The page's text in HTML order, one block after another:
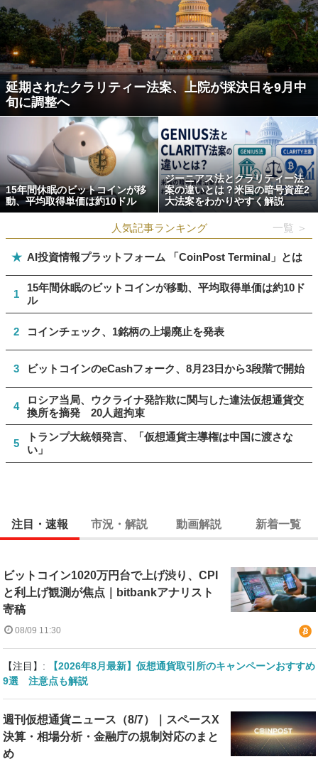
延期されたクラリティー法案、上院が採決日を9月中
旬に調整へ
15年間休眠のビットコインが移
動、平均取得単価は約10ドル
ジーニアス法とクラリティー法
案の違いとは？米国の暗号資産2
大法案をわかりやすく解説
人気記事ランキング 一覧 ＞
★ AI投資情報プラットフォーム 「CoinPost Terminal」とは
1
15年間休眠のビットコインが移動、平均取得単価は約10ド
ル
2 コインチェック、1銘柄の上場廃止を発表
3 ビットコインのeCashフォーク、8月23日から3段階で開始
4
ロシア当局、ウクライナ発詐欺に関与した違法仮想通貨交
換所を摘発 20人超拘束
5
トランプ大統領発言、「仮想通貨主導権は中国に渡さな
い」
注目・速報 市況・解説 動画解説 新着一覧
ビットコイン1020万円台で上げ渋り、CPI
と利上げ観測が焦点｜bitbankアナリスト
寄稿
08/09 11:30
【注目】:
【2026年8月最新】仮想通貨取引所のキャンペーンおすすめ
9選 注意点も解説
週刊仮想通貨ニュース（8/7）｜スペースX
決算・相場分析・金融庁の規制対応のまと
め